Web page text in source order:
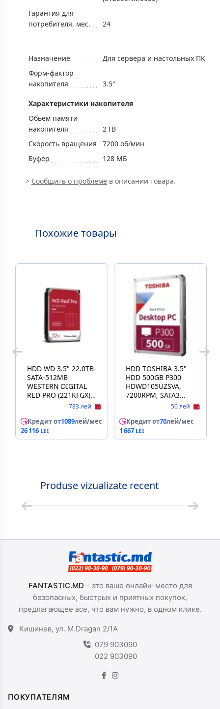
Гарантия для
потребителя, мес.
24
Назначение
Для сервера и настольныx ПК
Форм-фактор
накопителя
3.5"
Характеристики накопителя
Обьем памяти
накопителя
2 TB
Скорость вращения
7200 об/мин
Буфер
128 МБ
> Сообщить о проблеме в описании товара.
Похожие товары
HDD WD 3.5" 22.0TB-
SATA-512MB
WESTERN DIGITAL
RED PRO (221KFGX),
783 лей
Кредит от1089лей/мес
26 116
HDD TOSHIBA 3.5"
HDD 500GB P300
HDWD105UZSVA,
7200RPM, SATA3
6GB/S, 64MB (HARD
ВНУТРЕННИЙ
ЖЕСТКИЙ ДИСК
HDD)
50 лей
Кредит от70лей/мес
1 667
Produse vizualizate recent
FANTASTIC.MD – это ваше онлайн-место для
безопасных, быстрых и приятных покупок,
предлагающее все, что вам нужно, в одном клике.
Кишинев, ул. M.Dragan 2/1A
079 903090
022 903090
ПОКУПАТЕЛЯМ